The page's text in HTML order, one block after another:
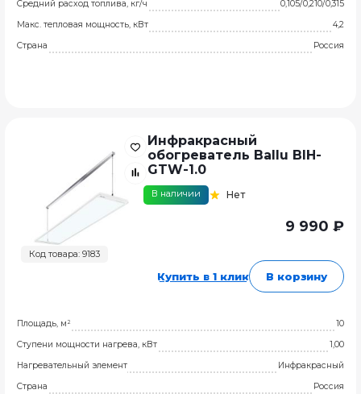
Средний расход топлива, кг/ч
0,105/0,210/0,315
Макс. тепловая мощность, кВт
4,2
Страна
Россия
Код товара: 9183
Инфракрасный
обогреватель Ballu BIH-
GTW-1.0
В наличии Нет
9 990 ₽
Купить в 1 клик В корзину
Площадь, м²
10
Ступени мощности нагрева, кВт
1,00
Нагревательный элемент
Инфракрасный
Страна
Россия